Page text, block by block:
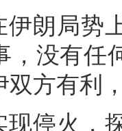
伊朗局势
，没有任
双方有利
现停火，